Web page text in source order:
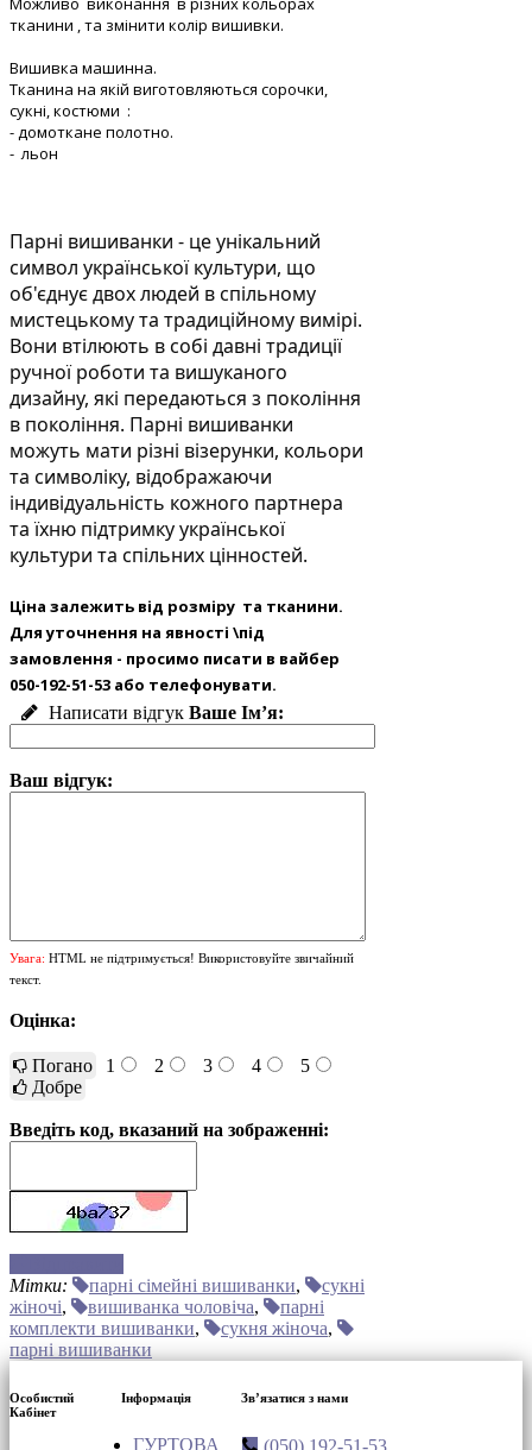
тканини , та змінити колір вишивки.
Вишивка машинна.
Тканина на якій виготовляються сорочки,
сукні, костюми :
- домоткане полотно.
- льон
Парні вишиванки - це унікальний
символ української культури, що
об'єднує двох людей в спільному
мистецькому та традиційному вимірі.
Вони втілюють в собі давні традиції
ручної роботи та вишуканого
дизайну, які передаються з покоління
в покоління. Парні вишиванки
можуть мати різні візерунки, кольори
та символіку, відображаючи
індивідуальність кожного партнера
та їхню підтримку української
культури та спільних цінностей.
Ціна залежить від розміру та тканини.
Для уточнення на явності \під
замовлення - просимо писати в вайбер
050-192-51-53 або телефонувати.
Написати відгук Ваше Ім’я:
Ваш відгук:
Увага: HTML не підтримується! Використовуйте звичайний
текст.
Оцінка:
Погано 1 2 3 4
5
Добре
Введіть код, вказаний на зображенні:
Мітки:
парні сімейні вишиванки,
сукні
жіночі, вишиванка чоловіча,
парні
комплекти вишиванки, сукня жіноча,
парні вишиванки
Особистий
Кабінет
Інформація
ГУРТОВА
Зв’язатися з нами